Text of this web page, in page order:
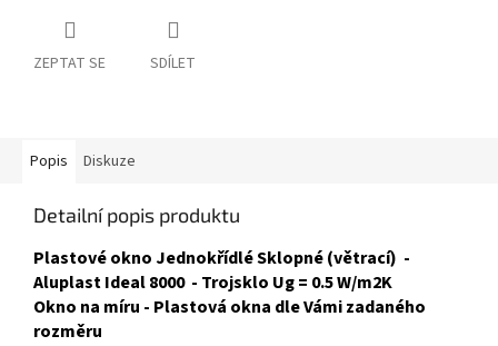
ZEPTAT SE SDÍLET
Popis Diskuze
Detailní popis produktu
Plastové okno Jednokřídlé Sklopné (větrací) -
Aluplast Ideal 8000 - Trojsklo Ug = 0.5 W/m2K
Okno na míru - Plastová okna dle Vámi zadaného
rozměru